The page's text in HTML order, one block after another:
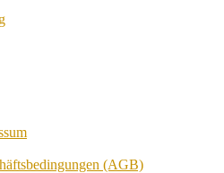
(AGB)